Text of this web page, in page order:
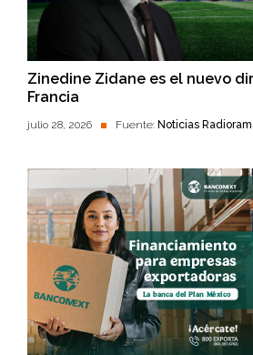
Zinedine Zidane es el nuevo
Francia
julio 28, 2026 Fuente: Noticias